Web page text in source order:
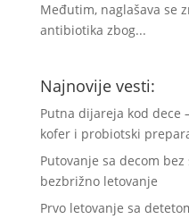
Međutim, naglašava se
antibiotika zbog...
Najnovije vesti:
Putna dijareja kod dece
kofer i probiotski
Putovanje sa decom
bezbrižno letovanje
Prvo letovanje sa